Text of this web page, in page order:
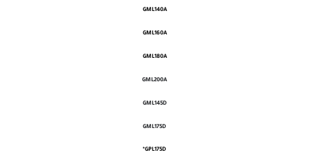
GML140A
GML160A
GML180A
GML200A
GML145D
GML175D
GPL175D*